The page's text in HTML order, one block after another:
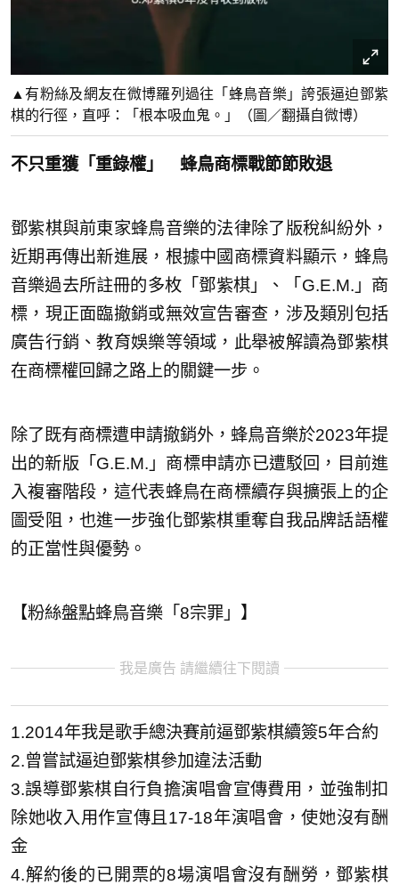
▲有粉絲及網友在微博羅列過往「蜂鳥音樂」誇張逼迫鄧紫
棋的行徑，直呼：「根本吸血鬼。」（圖／翻攝自微博）
不只重獲「重錄權」 蜂鳥商標戰節節敗退
鄧紫棋與前東家蜂鳥音樂的法律除了版稅糾紛外，
近期再傳出新進展，根據中國商標資料顯示，蜂鳥
音樂過去所註冊的多枚「鄧紫棋」、「G.E.M.」商
標，現正面臨撤銷或無效宣告審查，涉及類別包括
廣告行銷、教育娛樂等領域，此舉被解讀為鄧紫棋
在商標權回歸之路上的關鍵一步。
除了既有商標遭申請撤銷外，蜂鳥音樂於2023年提
出的新版「G.E.M.」商標申請亦已遭駁回，目前進
入複審階段，這代表蜂鳥在商標續存與擴張上的企
圖受阻，也進一步強化鄧紫棋重奪自我品牌話語權
的正當性與優勢。
【粉絲盤點蜂鳥音樂「8宗罪」】
我是廣告 請繼續往下閱讀
1.2014年我是歌手總決賽前逼鄧紫棋續簽5年合約
2.曾嘗試逼迫鄧紫棋參加違法活動
3.誤導鄧紫棋自行負擔演唱會宣傳費用，並強制扣
除她收入用作宣傳且17-18年演唱會，使她沒有酬
金
4.解約後的已開票的8場演唱會沒有酬勞，鄧紫棋